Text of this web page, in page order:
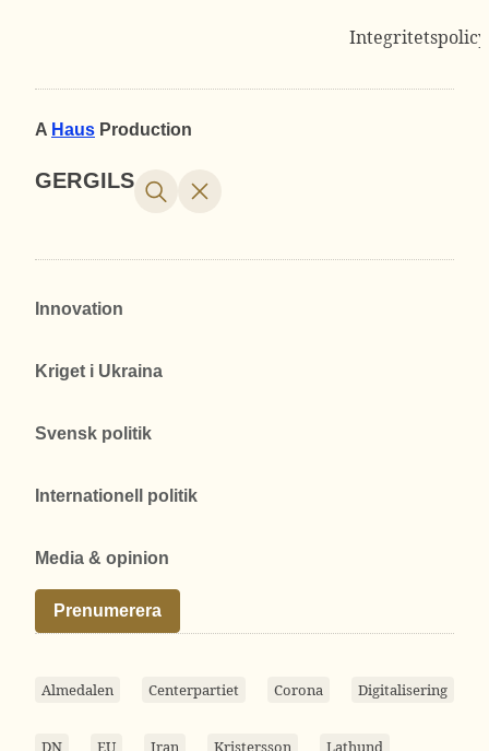
Integritetspolicy
A Haus Production
GERGILS
Innovation
Kriget i Ukraina
Svensk politik
Internationell politik
Media & opinion
Prenumerera
Almedalen Centerpartiet Corona Digitalisering
DN EU Iran Kristersson Lathund